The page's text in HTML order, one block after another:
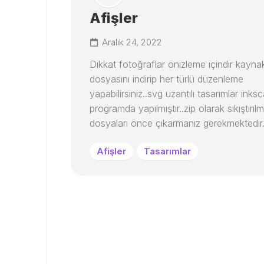
Afişler
Aralık 24, 2022
Dikkat fotoğraflar önizleme içindir
dosyasını indirip her türlü düzenleme
yapabilirsiniz..svg uzantılı tasarımlar
programda yapılmıştır..zip olarak
dosyaları önce çıkarmanız gerekmektedir.
Afişler Tasarımlar